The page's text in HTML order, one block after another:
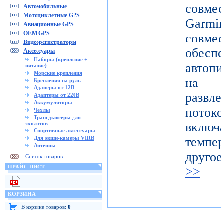
Автомобильные
Мотоциклетные GPS
Авиационные GPS
OEM GPS
Видеорегистраторы
Аксессуары
Наборы (крепление +
питание)
Морские крепления
Крепления на руль
Адаперы от 12В
Адаптеры от 220В
Аккумуляторы
Чехлы
Трансдьюсеры для
эхолотов
Спортивные аксессуары
Для экшн-камеры VIRB
Антенны
Список товаров
ПРАЙС ЛИСТ
КОРЗИНА
В корзине товаров: 0
на
>>